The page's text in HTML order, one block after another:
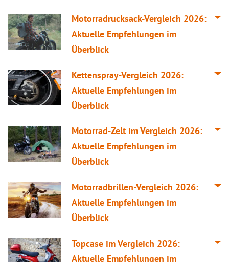
Motorradrucksack-Vergleich 2026:
Aktuelle Empfehlungen im
Überblick
Kettenspray-Vergleich 2026:
Aktuelle Empfehlungen im
Überblick
Motorrad-Zelt imVergleich 2026:
Aktuelle Empfehlungen im
Überblick
Motorradbrillen-Vergleich 2026:
Aktuelle Empfehlungen im
Überblick
Topcase imVergleich 2026:
Aktuelle Empfehlungen im